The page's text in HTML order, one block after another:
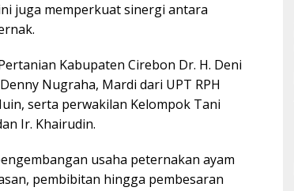
juga memperkuat sinergi antara
Kabupaten Cirebon Dr. H. Deni
Nugraha, Mardi dari UPT RPH
serta perwakilan Kelompok Tani
Ir. Khairudin.
usaha peternakan ayam
pembibitan hingga pembesaran